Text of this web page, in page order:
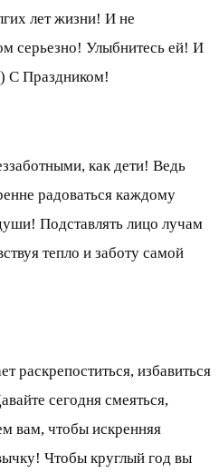
лет жизни! И не
серьезно! Улыбнитесь ей! И
С Праздником!
как дети! Ведь
радоваться каждому
Подставлять лицо лучам
тепло и заботу самой
раскрепоститься, избавиться
сегодня смеяться,
вам, чтобы искренняя
Чтобы круглый год вы